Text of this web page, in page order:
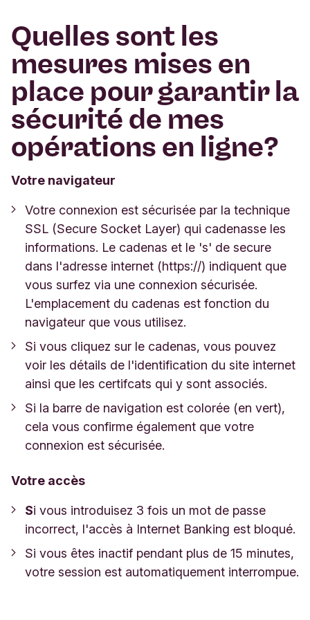
Quelles sont les
mesures mises en
place pour garantir la
sécurité de mes
opérations en ligne?
Votre navigateur
Votre connexion est sécurisée par la technique
SSL (Secure Socket Layer) qui cadenasse les
informations. Le cadenas et le 's' de secure
dans l'adresse internet (https://) indiquent que
vous surfez via une connexion sécurisée.
L'emplacement du cadenas est fonction du
navigateur que vous utilisez.
Si vous cliquez sur le cadenas, vous pouvez
voir les détails de l'identification du site internet
ainsi que les certifcats qui y sont associés.
Si la barre de navigation est colorée (en vert),
cela vous confirme également que votre
connexion est sécurisée.
Votre accès
Si vous introduisez 3 fois un mot de passe
incorrect, l'accès à Internet Banking est bloqué.
Si vous êtes inactif pendant plus de 15 minutes,
votre session est automatiquement interrompue.